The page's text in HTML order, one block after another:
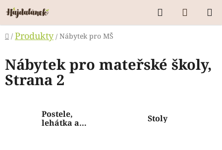
Přejít
na
obsah
Hledat
KOŠÍK
Domů
/ Produkty / Nábytek pro MŠ
Nábytek pro mateřské školy,
Strana 2
Postele,
lehátka a
Stoly